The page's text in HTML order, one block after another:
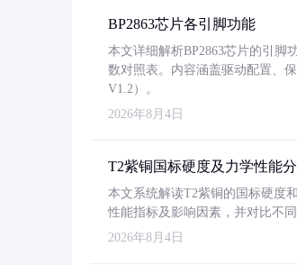
BP2863芯片各引脚功能
本文详细解析BP2863芯片的引脚
数对照表。内容涵盖驱动配置、
V1.2）。
2026年8月4日
T2紫铜国标硬度及力学性能
本文系统解读T2紫铜的国标硬度
性能指标及影响因素，并对比不
2026年8月4日